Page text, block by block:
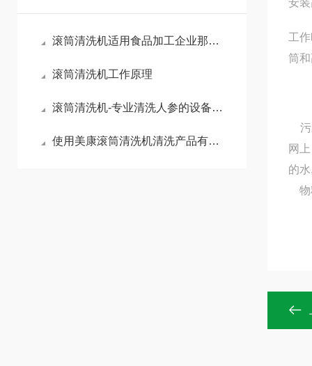
滚筒清洗机适用食品加工企业那些产品
滚筒清洗机工作原理
滚筒清洗机-专业清洗人参的设备跟厂家
使用美康滚筒清洗机清洗产品有什么好处
安
工
筒
污
网
的
物